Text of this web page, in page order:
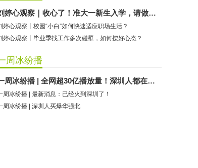
刘婷心观察｜收心了！准大一新生入学，请做好这些准备
婷心观察丨校园“小白”如何快速适应职场生活？
婷心观察丨毕业季找工作多次碰壁，如何摆好心态？
周冰纷播
一周冰纷播 | 全网超30亿播放量！深圳人都在模仿……
周冰纷播 | 最新消息：已经火到深圳了！
周冰纷播 | 深圳人买爆华强北